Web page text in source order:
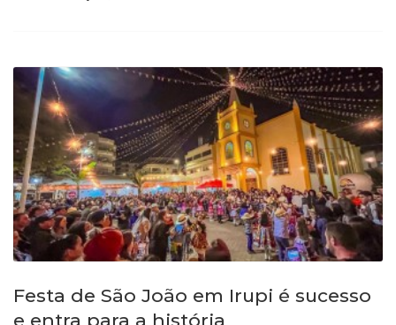
Festa de São João em Irupi é sucesso
e entra para a história